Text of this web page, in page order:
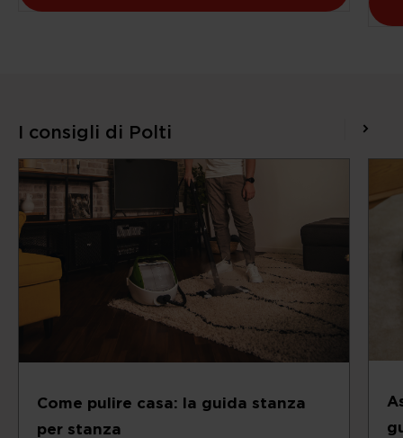
I consigli di Polti
Come pulire casa: la guida stanza
per stanza